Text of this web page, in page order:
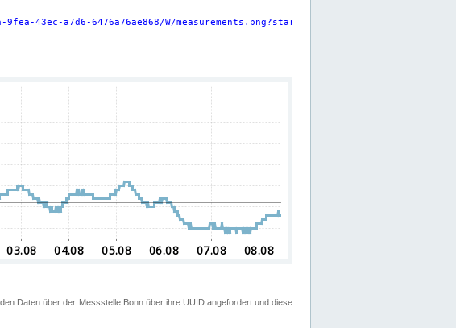
a7d6-6476a76ae868/W/measurements.png?start=P15D&width=925&height=220
Daten über der Messstelle Bonn über ihre UUID angefordert und diese